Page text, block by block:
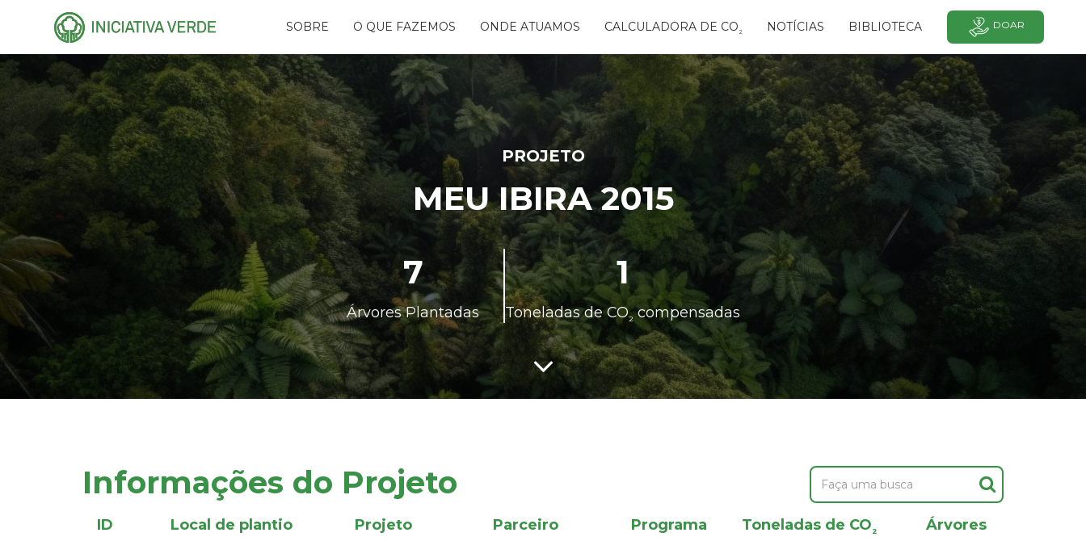
SOBRE
HISTÓRIA
EQUIPE
CONSELHOS
RECONHECIMENTOS
PARCEIROS
REDES
O QUE FAZEMOS
PLANTANDO ÁGUAS
CARBON FREE
AMIGO DA FLORESTA
PROGRAMA
NASCENTES
RESTAURA RIBEIRA -
FUNBIO
EVENTOS
ONDE ATUAMOS CALCULADORA DE CO² NOTÍCIAS BIBLIOTECA DOAR
PROJETO
MEU IBIRA 2015
7
Árvores Plantadas
1
Toneladas de CO²compensadas
Informações do Projeto
ID Local de plantio Projeto Parceiro Programa Toneladas de CO² Árvores